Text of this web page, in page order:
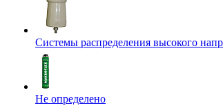
Системы распределения высокого
Не определено